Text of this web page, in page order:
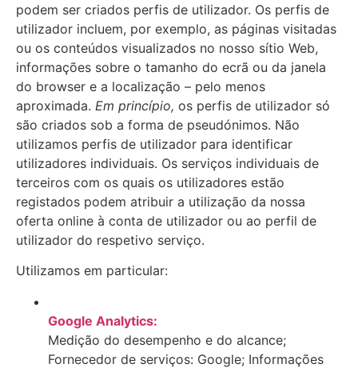
podem ser criados perfis de utilizador. Os perfis de
utilizador incluem, por exemplo, as páginas visitadas
ou os conteúdos visualizados no nosso sítio Web,
informações sobre o tamanho do ecrã ou da janela
do browser e a localização – pelo menos
aproximada. Em princípio, os perfis de utilizador só
são criados sob a forma de pseudónimos. Não
utilizamos perfis de utilizador para identificar
utilizadores individuais. Os serviços individuais de
terceiros com os quais os utilizadores estão
registados podem atribuir a utilização da nossa
oferta online à conta de utilizador ou ao perfil de
utilizador do respetivo serviço.
Utilizamos em particular:
Google Analytics:
Medição do desempenho e do alcance;
Fornecedor de serviços: Google; Informações